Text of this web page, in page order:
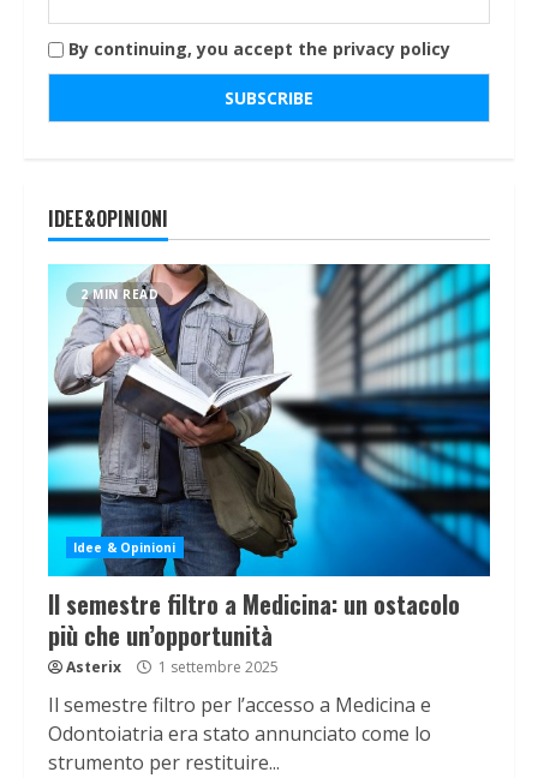
By continuing, you accept the privacy policy
IDEE&OPINIONI
2 MIN READ
Idee & Opinioni
Il semestre filtro a Medicina: un ostacolo
più che un’opportunità
Asterix 1 settembre 2025
Il semestre filtro per l’accesso a Medicina e
Odontoiatria era stato annunciato come lo
strumento per restituire...